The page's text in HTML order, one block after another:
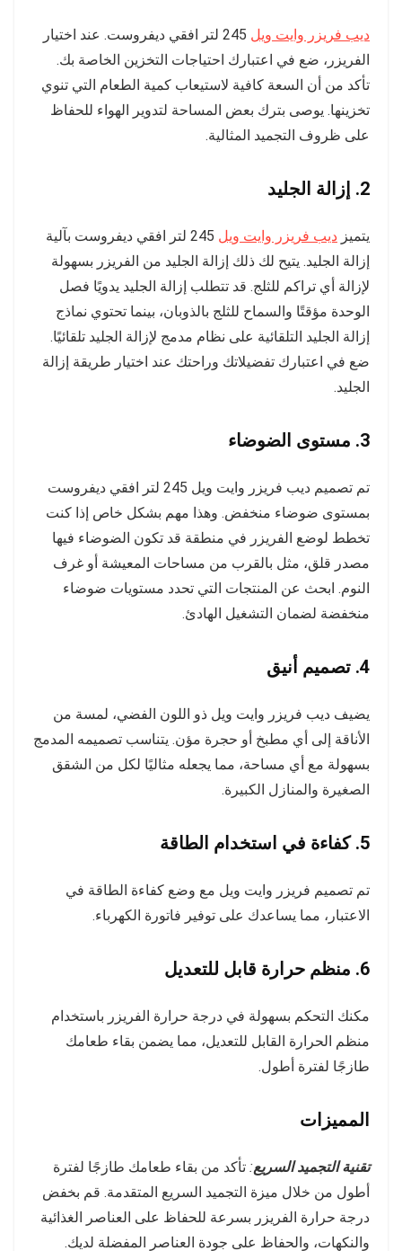
ديب فريزر وايت ويل
245 لتر افقي ديفروست. عند اختيار
الفريزر، ضع في اعتبارك احتياجات التخزين الخاصة بك.
تأكد من أن السعة كافية لاستيعاب كمية الطعام التي تنوي
تخزينها. يوصى بترك بعض المساحة لتدوير الهواء للحفاظ
على ظروف التجميد المثالية.
2. إزالة الجليد
يتميز ديب فريزر وايت ويل
245 لتر افقي ديفروست بآلية
إزالة الجليد. يتيح لك ذلك إزالة الجليد من الفريزر بسهولة
لإزالة أي تراكم للثلج. قد تتطلب إزالة الجليد يدويًا فصل
الوحدة مؤقتًا والسماح للثلج بالذوبان، بينما تحتوي نماذج
إزالة الجليد التلقائية على نظام مدمج لإزالة الجليد تلقائيًا.
ضع في اعتبارك تفضيلاتك وراحتك عند اختيار طريقة إزالة
الجليد.
3. مستوى الضوضاء
تم تصميم ديب فريزر وايت ويل 245 لتر افقي ديفروست
بمستوى ضوضاء منخفض. وهذا مهم بشكل خاص إذا كنت
تخطط لوضع الفريزر في منطقة قد تكون الضوضاء فيها
مصدر قلق، مثل بالقرب من مساحات المعيشة أو غرف
النوم. ابحث عن المنتجات التي تحدد مستويات ضوضاء
منخفضة لضمان التشغيل الهادئ.
4. تصميم أنيق
يضيف ديب فريزر وايت ويل ذو اللون الفضي، لمسة من
الأناقة إلى أي مطبخ أو حجرة مؤن. يتناسب تصميمه المدمج
بسهولة مع أي مساحة، مما يجعله مثاليًا لكل من الشقق
الصغيرة والمنازل الكبيرة.
5. كفاءة في استخدام الطاقة
تم تصميم فريزر وايت ويل مع وضع كفاءة الطاقة في
الاعتبار، مما يساعدك على توفير فاتورة الكهرباء.
6. منظم حرارة قابل للتعديل
مكنك التحكم بسهولة في درجة حرارة الفريزر باستخدام
منظم الحرارة القابل للتعديل، مما يضمن بقاء طعامك
طازجًا لفترة أطول.
المميزات
تقنية التجميد السريع: تأكد من بقاء طعامك طازجًا لفترة
أطول من خلال ميزة التجميد السريع المتقدمة. قم بخفض
درجة حرارة الفريزر بسرعة للحفاظ على العناصر الغذائية
والنكهات، والحفاظ على جودة العناصر المفضلة لديك.